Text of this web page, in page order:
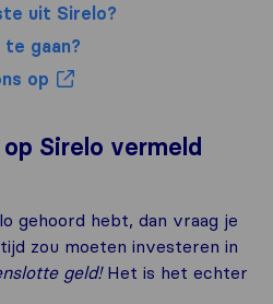
uit Sirelo?
te gaan?
op
Sirelo vermeld
gehoord hebt, dan vraag je
zou moeten investeren in
geld! Het is het echter